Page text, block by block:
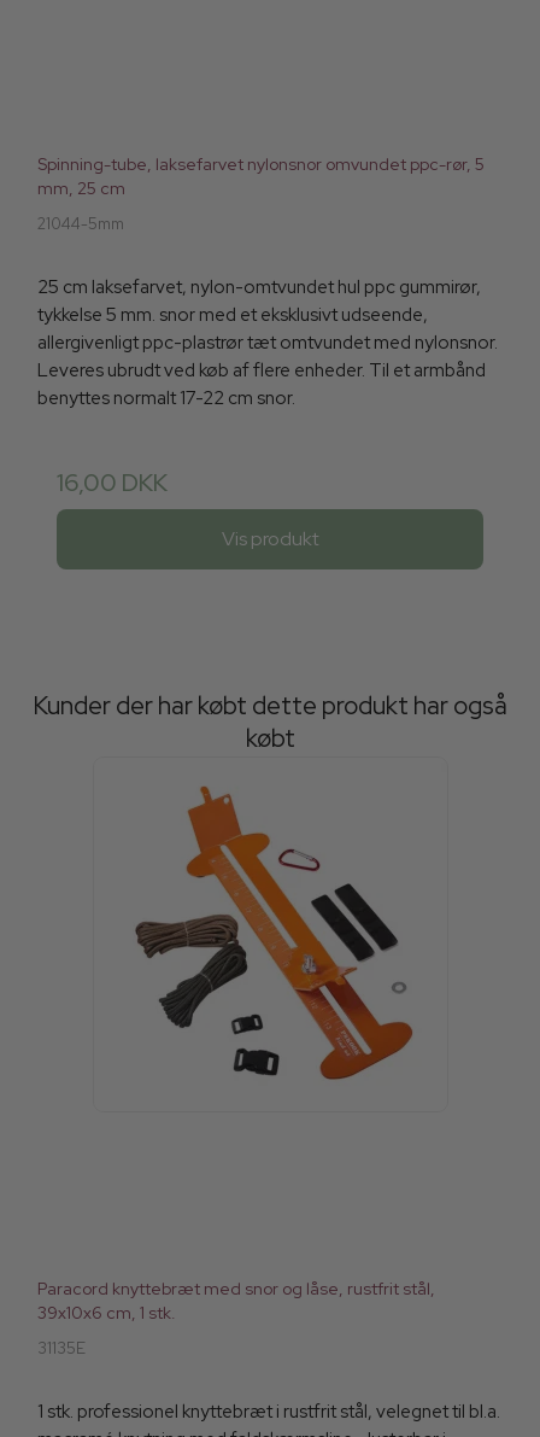
Spinning-tube, laksefarvet nylonsnor omvundet ppc-rør, 5
mm, 25 cm
21044-5mm
25 cm laksefarvet, nylon-omtvundet hul ppc gummirør,
tykkelse 5 mm. snor med et eksklusivt udseende,
allergivenligt ppc-plastrør tæt omtvundet med nylonsnor.
Leveres ubrudt ved køb af flere enheder. Til et armbånd
benyttes normalt 17-22 cm snor.
16,00 DKK
Vis produkt
Kunder der har købt dette produkt har også
købt
Paracord knyttebræt med snor og låse, rustfrit stål,
39x10x6 cm, 1 stk.
31135E
1 stk. professionel knyttebræt i rustfrit stål, velegnet til bl.a.